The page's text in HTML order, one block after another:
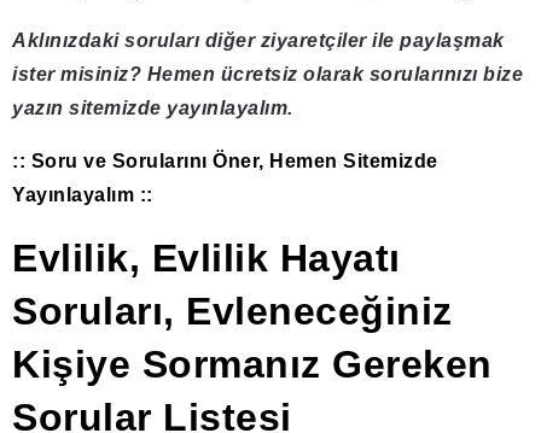
Aklınızdaki soruları diğer ziyaretçiler ile paylaşmak
ister misiniz? Hemen ücretsiz olarak sorularınızı bize
yazın sitemizde yayınlayalım.
:: Soru ve Sorularını Öner, Hemen Sitemizde
Yayınlayalım ::
Evlilik, Evlilik Hayatı
Soruları, Evleneceğiniz
Kişiye Sormanız Gereken
Sorular Listesi